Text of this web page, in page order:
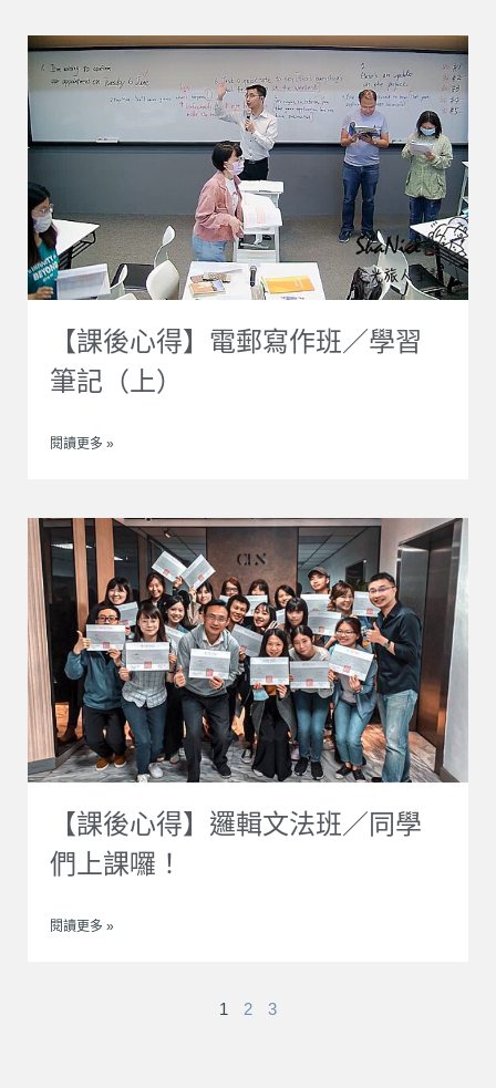
【課後心得】電郵寫作班／學習
筆記（上）
閱讀更多 »
【課後心得】邏輯文法班／同學
們上課囉！
閱讀更多 »
1 2 3